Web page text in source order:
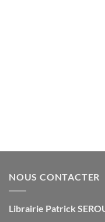
NOUS CONTACTER
Librairie Patrick